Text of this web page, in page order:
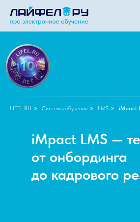
LIFEL.RU » Системы обучения » LMS » iMpact
iMpact LMS —
от онбординга
до кадрового